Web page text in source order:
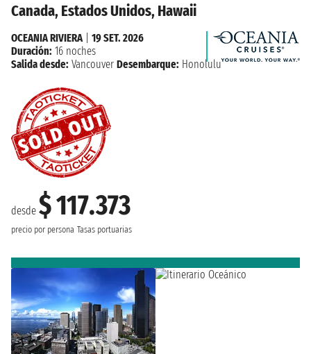
Canada, Estados Unidos, Hawaii
desde $ 117.373
precio por persona Tasas portuarias
OCEANIA RIVIERA
19 SET. 2026
Duración: 16 noches
Salida desde: Vancouver Desembarque: Honolulu